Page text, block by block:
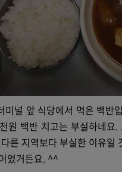
미널 앞 식당에서 먹은 백반
원 백반 치고는 부실하네요
른 지역보다 부실한 이유일
었거든요. ^^